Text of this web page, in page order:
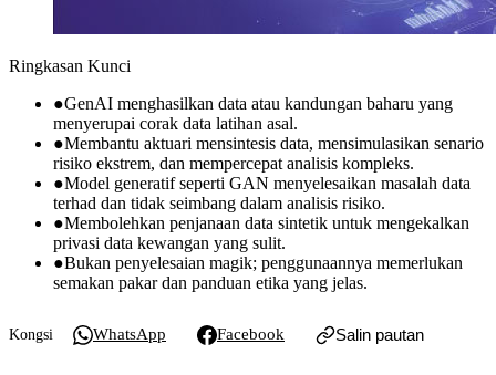
Ringkasan Kunci
●GenAI menghasilkan data atau kandungan baharu yang
menyerupai corak data latihan asal.
●Membantu aktuari mensintesis data, mensimulasikan senario
risiko ekstrem, dan mempercepat analisis kompleks.
●Model generatif seperti GAN menyelesaikan masalah data
terhad dan tidak seimbang dalam analisis risiko.
●Membolehkan penjanaan data sintetik untuk mengekalkan
privasi data kewangan yang sulit.
●Bukan penyelesaian magik; penggunaannya memerlukan
semakan pakar dan panduan etika yang jelas.
Kongsi WhatsApp Facebook Salin pautan